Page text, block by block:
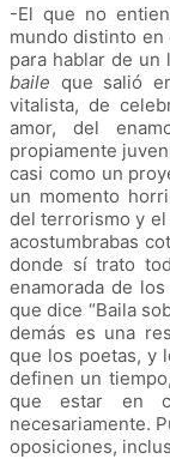
-El que no
mundo distinto en
para hablar de
baile que salió
vitalista, de
amor, del
propiamente
casi como un
un momento
del terrorismo y el
acostumbrabas
donde sí trato
enamorada de
que dice “Baila
demás es una
que los poetas, y
definen un
que estar en
necesariamente.
oposiciones,